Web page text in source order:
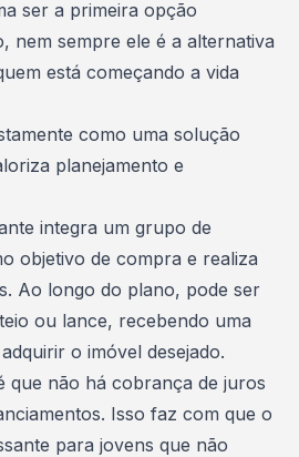
ser a primeira opção
nem sempre ele é a alternativa
está começando a vida
como uma solução
planejamento e
integra um grupo de
objetivo de compra e realiza
Ao longo do plano, pode ser
ou lance, recebendo uma
o imóvel desejado.
que não há cobrança de juros
Isso faz com que o
para jovens que não